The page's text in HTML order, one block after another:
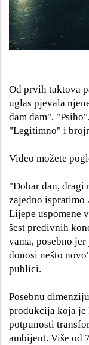
Od prvih taktova
uglas pjevala
dam dam",
"Legitimno" i
Video možete
"Dobar dan, dragi
zajedno ispratimo
Lijepe uspomene
šest predivnih
vama, posebno
donosi nešto
publici.
Posebnu
produkcija koja je
potpunosti
ambijent. Više od